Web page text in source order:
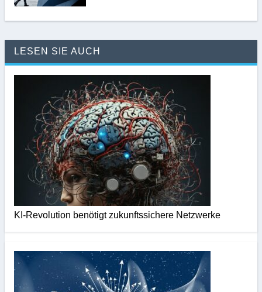
LESEN SIE AUCH
KI-Revolution benötigt zukunftssichere Netzwerke